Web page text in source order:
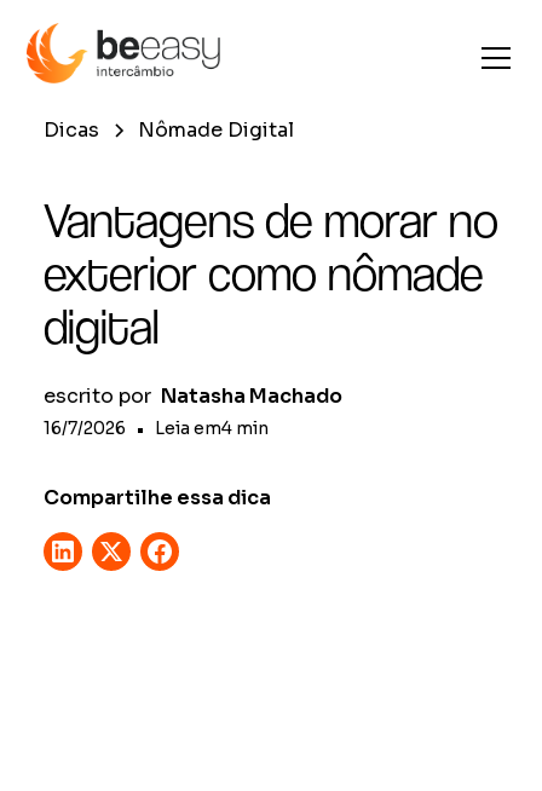
Dicas Nômade Digital
Vantagens de morar no
exterior como nômade
digital
escrito por Natasha Machado
16/7/2026 • Leia em4 min
Compartilhe essa dica